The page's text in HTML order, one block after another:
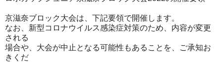
京滋奈ブロック大会は、下記要領で開催します。
なお、新型コロナウイルス感染症対策のため、内容が変更
される
場合や、大会が中止となる可能性もあることを、ご承知お
きくだ